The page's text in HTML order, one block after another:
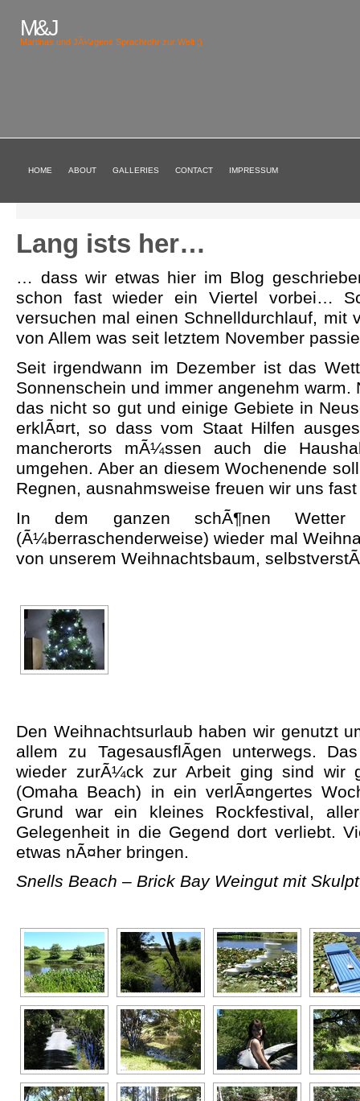
M&J
Martinas und JÃ¼rgens Sprachrohr zur Welt ;)
HOME ABOUT GALLERIES CONTACT IMPRESSUM
Lang ists her…
… dass wir etwas hier im Blog
schon fast wieder ein Viertel vorbei…
versuchen mal einen Schnelldurchlauf, mit
von Allem was seit letztem November
Seit irgendwann im Dezember ist das
Sonnenschein und immer angenehm
das nicht so gut und einige Gebiete in
erklÃ¤rt, so dass vom Staat Hilfen
mancherorts mÃ¼ssen auch die
umgehen. Aber an diesem Wochenende
Regnen, ausnahmsweise freuen wir uns
In dem ganzen schÃ¶nen
(Ã¼berraschenderweise) wieder mal
von unserem Weihnachtsbaum,
Den Weihnachtsurlaub haben wir genutzt
allem zu TagesausflÃgen unterwegs.
wieder zurÃ¼ck zur Arbeit ging sind wir
(Omaha Beach) in ein verlÃ¤ngertes
Grund war ein kleines Rockfestival,
Gelegenheit in die Gegend dort verliebt.
etwas nÃ¤her bringen.
Snells Beach – Brick Bay Weingut mit